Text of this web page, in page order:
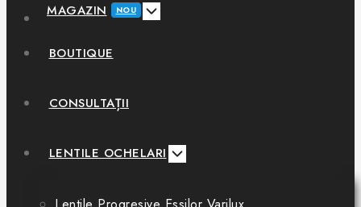
MAGAZIN NOU
BOUTIQUE
CONSULTAȚII
LENTILE OCHELARI